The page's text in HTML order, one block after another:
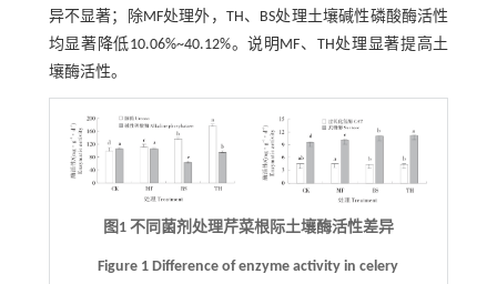
异不显著；除MF处理外，TH、BS处理土壤碱性磷酸酶活性
均显著降低10.06%~40.12%。说明MF、TH处理显著提高土
壤酶活性。
图1 不同菌剂处理芹菜根际土壤酶活性差异
Figure 1 Difference of enzyme activity in celery